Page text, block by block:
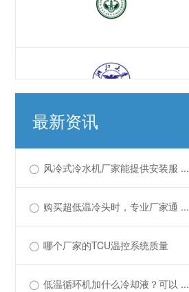
最新资讯
风冷式冷水机厂家能提供安装服 ...
购买超低温冷头时，专业厂家通 ...
哪个厂家的TCU温控系统质量
低温循环机加什么冷却液？可以 ...